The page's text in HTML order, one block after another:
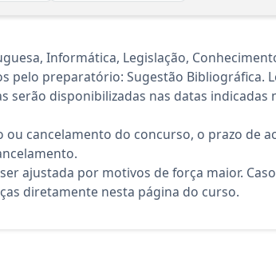
Informática, Legislação,
pelo preparatório: Sugestão Bibliográfica.
serão disponibilizadas nas datas
ou cancelamento do concurso, o prazo de
ajustada por motivos de força maior.
diretamente nesta página do curso.